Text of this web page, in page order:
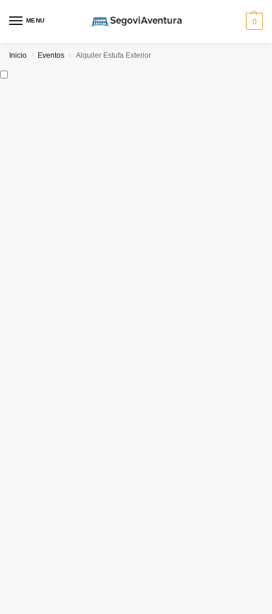
MENU 0
Inicio / Eventos / Alquiler Estufa Exterior